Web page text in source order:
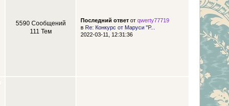
5590 Сообщений
111 Тем
Последний ответот qwerty77719
в Re: Конкурс от Маруси "Р...
2022-03-11, 12:31:36